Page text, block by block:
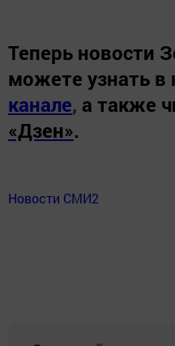
Теперь новости
можете узнать
канале, а также
«Дзен».
Новости СМИ2